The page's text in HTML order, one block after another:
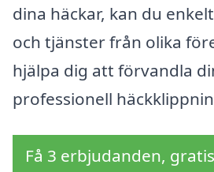
dina häckar, kan du
och tjänster från olika
hjälpa dig att förvandla
professionell
Få 3 erbjudanden,